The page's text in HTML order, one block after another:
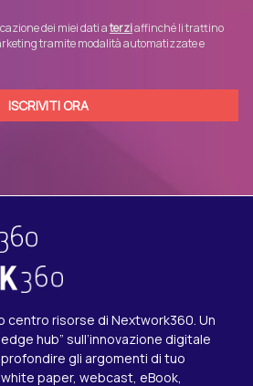
dei miei dati aterziaffinché li trattino
tramite modalità automatizzate e
centro risorse di Nextwork360. Un
hub” sull’innovazione digitale
gli argomenti di tuo
paper, webcast, eBook,